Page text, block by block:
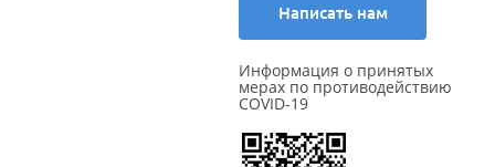
Написать нам
Информация о принятых
мерах по противодействию
COVID-19